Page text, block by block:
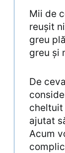
Mii de
reușit
greu
greu și
De
cheltuit
ajutat
Acum